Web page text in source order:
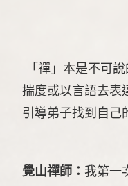
「禪」本是不可
揣度或以言語去表
引導弟子找到自己
覺山禪師： 我第一